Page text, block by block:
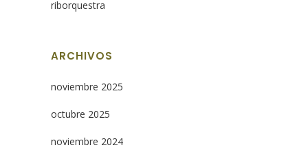
riborquestra
ARCHIVOS
noviembre 2025
octubre 2025
noviembre 2024